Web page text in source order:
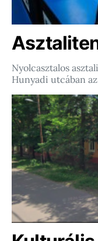
Nyolcasztalos
Hunyadi utcában